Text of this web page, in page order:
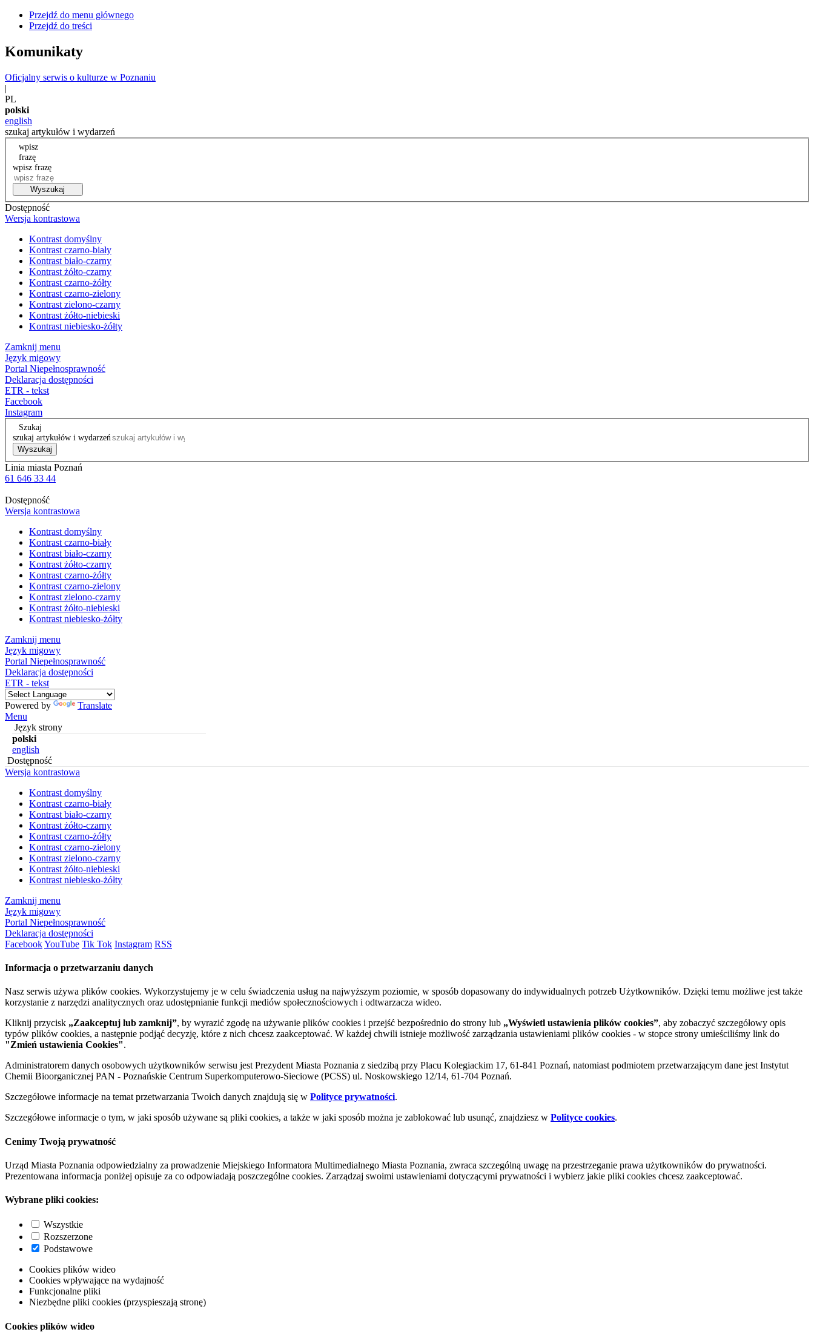
Przejdź do menu głównego
Przejdź do treści
Komunikaty
Oficjalny serwis o kulturze w Poznaniu
|
PL
polski
english
szukaj artykułów i wydarzeń
wpisz
frazę
wpisz frazę
Wyszukaj
Dostępność
Wersja kontrastowa
Kontrast domyślny
Kontrast czarno-biały
Kontrast biało-czarny
Kontrast żółto-czarny
Kontrast czarno-żółty
Kontrast czarno-zielony
Kontrast zielono-czarny
Kontrast żółto-niebieski
Kontrast niebiesko-żółty
Zamknij menu
Język migowy
Portal Niepełnosprawność
Deklaracja dostępności
ETR - tekst
Facebook
Instagram
Szukaj
szukaj artykułów i wydarzeń
Wyszukaj
Linia miasta Poznań
61 646 33 44
Dostępność
Wersja kontrastowa
Kontrast domyślny
Kontrast czarno-biały
Kontrast biało-czarny
Kontrast żółto-czarny
Kontrast czarno-żółty
Kontrast czarno-zielony
Kontrast zielono-czarny
Kontrast żółto-niebieski
Kontrast niebiesko-żółty
Zamknij menu
Język migowy
Portal Niepełnosprawność
Deklaracja dostępności
ETR - tekst
Powered by
Translate
Menu
Język strony
polski
english
Dostępność
Wersja kontrastowa
Kontrast domyślny
Kontrast czarno-biały
Kontrast biało-czarny
Kontrast żółto-czarny
Kontrast czarno-żółty
Kontrast czarno-zielony
Kontrast zielono-czarny
Kontrast żółto-niebieski
Kontrast niebiesko-żółty
Zamknij menu
Język migowy
Portal Niepełnosprawność
Deklaracja dostępności
FacebookYouTube Tik Tok Instagram RSS
Informacja o przetwarzaniu danych
Nasz serwis używa plików cookies. Wykorzystujemy je w celu świadczenia usług na najwyższym poziomie, w sposób dopasowany do indywidualnych potrzeb Użytkowników. Dzięki temu możliwe jest także
korzystanie z narzędzi analitycznych oraz udostępnianie funkcji mediów społecznościowych i odtwarzacza wideo.
Kliknij przycisk „Zaakceptuj lub zamknij”, by wyrazić zgodę na używanie plików cookies i przejść bezpośrednio do strony lub „Wyświetl ustawienia plików cookies”, aby zobaczyć szczegółowy opis
typów plików cookies, a następnie podjąć decyzję, które z nich chcesz zaakceptować. W każdej chwili istnieje możliwość zarządzania ustawieniami plików cookies - w stopce strony umieściliśmy link do
"Zmień ustawienia Cookies".
Administratorem danych osobowych użytkowników serwisu jest Prezydent Miasta Poznania z siedzibą przy Placu Kolegiackim 17, 61-841 Poznań, natomiast podmiotem przetwarzającym dane jest Instytut
Chemii Bioorganicznej PAN - Poznańskie Centrum Superkomputerowo-Sieciowe (PCSS) ul. Noskowskiego 12/14, 61-704 Poznań.
Szczegółowe informacje na temat przetwarzania Twoich danych znajdują się w Polityce prywatności.
Szczegółowe informacje o tym, w jaki sposób używane są pliki cookies, a także w jaki sposób można je zablokować lub usunąć, znajdziesz w Polityce cookies.
Cenimy Twoją prywatność
Urząd Miasta Poznania odpowiedzialny za prowadzenie Miejskiego Informatora Multimedialnego Miasta Poznania, zwraca szczególną uwagę na przestrzeganie prawa użytkowników do prywatności.
Prezentowana informacja poniżej opisuje za co odpowiadają poszczególne cookies. Zarządzaj swoimi ustawieniami dotyczącymi prywatności i wybierz jakie pliki cookies chcesz zaakceptować.
Wybrane pliki cookies:
Wszystkie
Rozszerzone
Podstawowe
Cookies plików wideo
Cookies wpływające na wydajność
Funkcjonalne pliki
Niezbędne pliki cookies (przyspieszają stronę)
Cookies plików wideo